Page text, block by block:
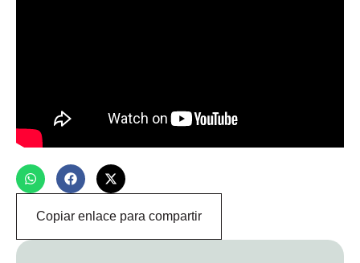
Copiar enlace para compartir